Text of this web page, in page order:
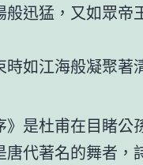
迅猛，又如眾帝
如江海般凝聚著
》是杜甫在目睹公
代著名的舞者，